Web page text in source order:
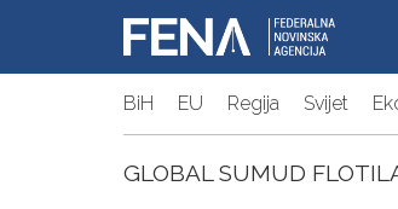
BiH EU Regija Svijet
GLOBAL SUMUD